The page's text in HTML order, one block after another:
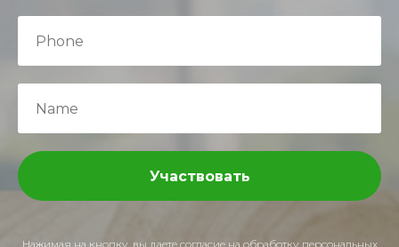
Участвовать
Нажимая на кнопку, вы даете согласие на обработку персональных